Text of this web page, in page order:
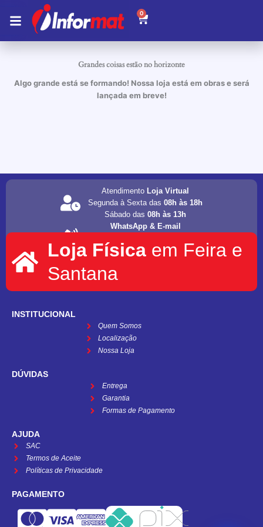
para
conteúdo
Grandes coisas estão no horizonte
Algo grande está se formando! Nossa loja está em obras e será
lançada em breve!
Atendimento Loja Virtual
Segunda à Sexta das08h às 18h
Sábado das08h às 13h
WhatsApp & E-mail
informat.servicos1@gmail.com
Loja Física em Feira e
Santana
INSTITUCIONAL
Quem Somos
Localização
Nossa Loja
DÚVIDAS
Entrega
Garantia
Formas de Pagamento
AJUDA
SAC
Termos de Aceite
Políticas de Privacidade
PAGAMENTO
0
Carrinho